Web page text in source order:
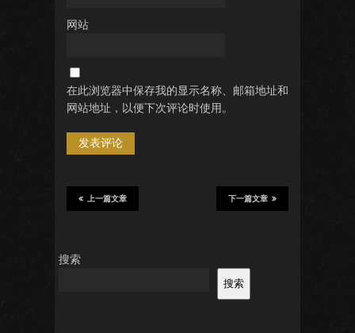
网站
在此浏览器中保存我的显示名称、邮箱地址和
网站地址，以便下次评论时使用。
下一篇文章
上一篇文章
搜索
搜索